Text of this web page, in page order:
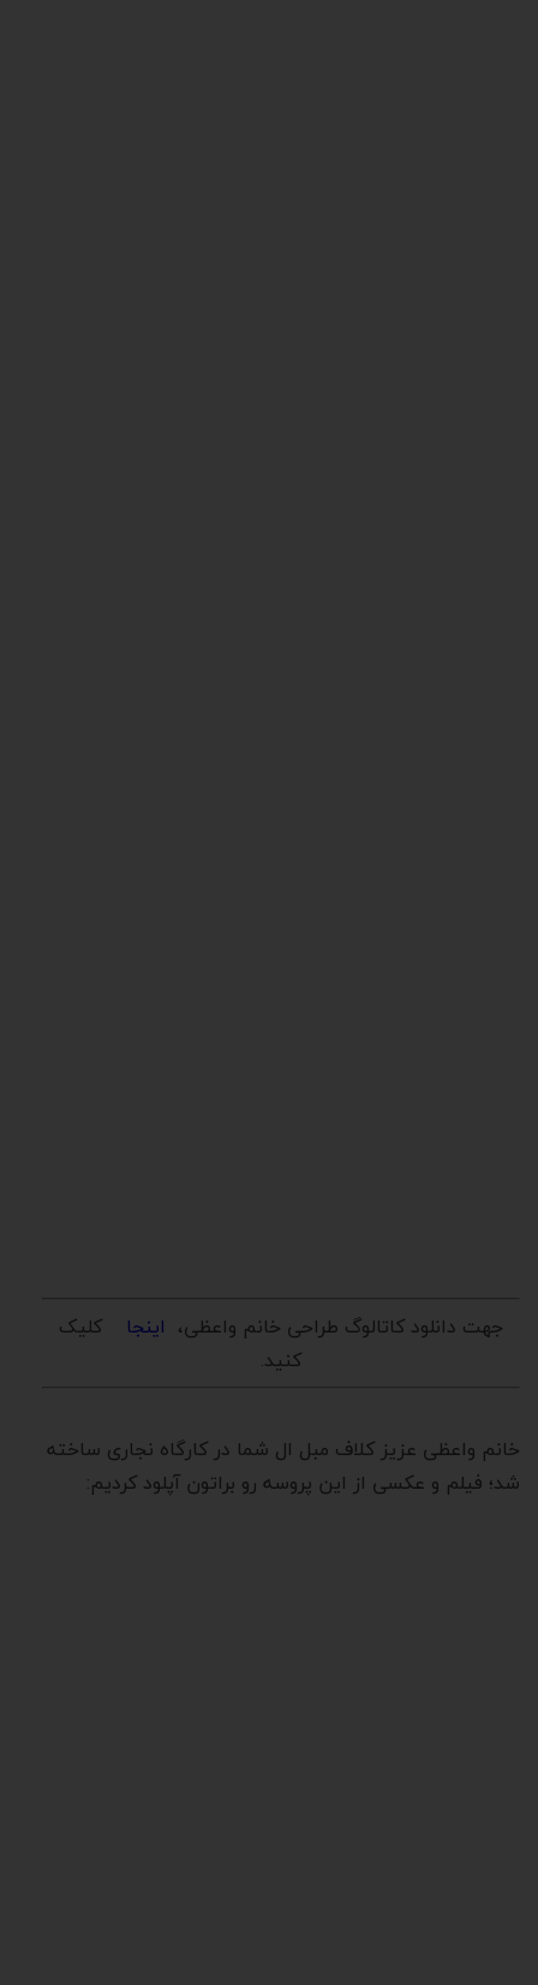
جهت دانلود کاتالوگ طراحی خانم واعظی، اینجا کلیک
کنید.
خانم واعظی عزیز کلاف مبل ال شما در کارگاه نجاری ساخته
شد؛ فیلم و عکسی از این پروسه رو براتون آپلود کردیم: